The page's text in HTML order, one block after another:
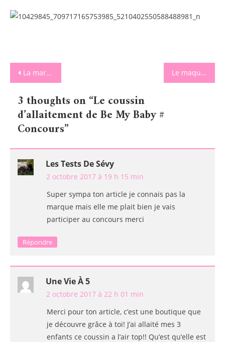
Navigation
de
l’article
La marinière de chipie avec Week end à la mer Le maquillage visage Grim’tout de chipie
3 thoughts on “Le coussin
d’allaitement de Be My Baby #
Concours”
Les Tests De Sévy
2 octobre 2017 à 19 h 15 min
Super sympa ton article je connais pas la
marque mais elle me plait bien je vais
participer au concours merci
Répondre
Une Vie À 5
2 octobre 2017 à 22 h 01 min
Merci pour ton article, c’est une boutique que
je découvre grâce à toi! J’ai allaité mes 3
enfants ce coussin a l’air top!! Qu’est qu’elle est